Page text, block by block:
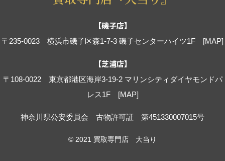
【磯子店】
〒235-0023 横浜市磯子区森1-7-3 磯子センターハイツ1F [MAP]
【芝浦店】
〒108-0022 東京都港区海岸3-19-2 マリンシティダイヤモンドパ
レス1F [MAP]
神奈川県公安委員会 古物許可証 第451330007015号
© 2021 買取専門店 大当り